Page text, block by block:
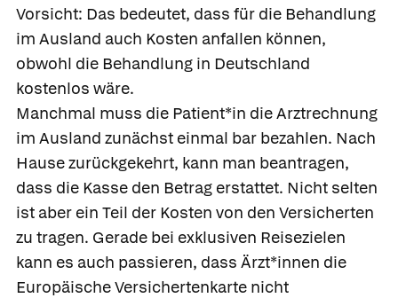
Vorsicht: Das bedeutet, dass für die Behandlung
im Ausland auch Kosten anfallen können,
obwohl die Behandlung in Deutschland
kostenlos wäre.
Manchmal muss die Patient*in die Arztrechnung
im Ausland zunächst einmal bar bezahlen. Nach
Hause zurückgekehrt, kann man beantragen,
dass die Kasse den Betrag erstattet. Nicht selten
ist aber ein Teil der Kosten von den Versicherten
zu tragen. Gerade bei exklusiven Reisezielen
kann es auch passieren, dass Ärzt*innen die
Europäische Versichertenkarte nicht